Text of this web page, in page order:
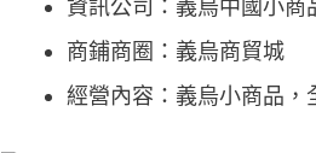
資訊公司：義烏中國小商
商鋪商圈：義烏商貿城
經營內容：義烏小商品，